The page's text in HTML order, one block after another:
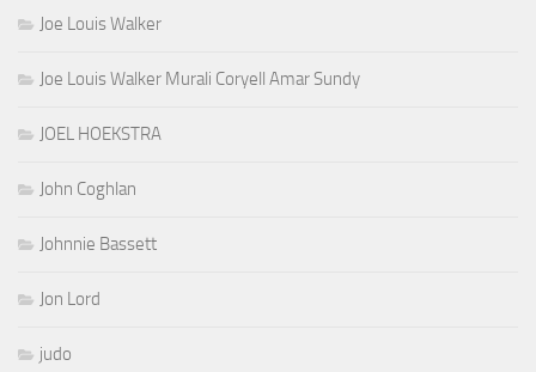
Joe Louis Walker
Joe Louis Walker Murali Coryell Amar Sundy
JOEL HOEKSTRA
John Coghlan
Johnnie Bassett
Jon Lord
judo